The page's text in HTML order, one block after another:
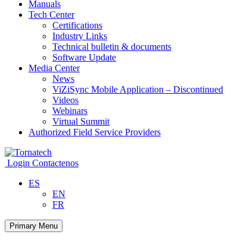
Manuals
Tech Center
Certifications
Industry Links
Technical bulletin & documents
Software Update
Media Center
News
ViZiSync Mobile Application – Discontinued
Videos
Webinars
Virtual Summit
Authorized Field Service Providers
Skip
to
Login Contactenos
ES
EN
FR
Primary Menu